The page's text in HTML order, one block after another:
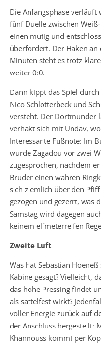
Die Anfangsphase verläuft
fünf Duelle zwischen
einen mutig und
überfordert. Der Haken an
Minuten steht es trotz
weiter 0:0.
Dann kippt das Spiel
Nico Schlotterbeck und
versteht. Der Dortmunder
verhakt sich mit Undav,
Interessante Fußnote: Im
wurde Zagadou vor zwei
zugesprochen, nachdem
Bruder einen wahren
sich ziemlich über den
gezogen und gezerrt, was
Samstag wird dagegen
keinem elfmeterreifen
Zweite Luft
Was hat Sebastian
Kabine gesagt? Vielleicht,
das hohe Pressing findet
als sattelfest wirkt?
voller Energie zurück auf
der Anschluss hergestellt:
Khannouss kommt per